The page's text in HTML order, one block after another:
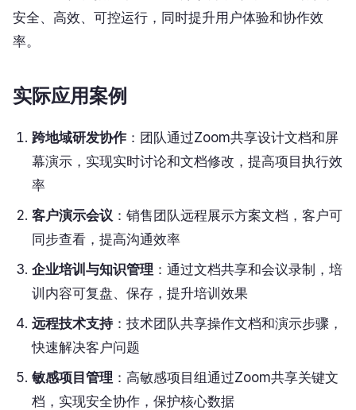
安全、高效、可控运行，同时提升用户体验和协作效
率。
实际应用案例
跨地域研发协作：团队通过Zoom共享设计文档和屏
幕演示，实现实时讨论和文档修改，提高项目执行效
率
客户演示会议 ：销售团队远程展示方案文档，客户可
同步查看，提高沟通效率
企业培训与知识管理 ：通过文档共享和会议录制，培
训内容可复盘、保存，提升培训效果
远程技术支持：技术团队共享操作文档和演示步骤，
快速解决客户问题
敏感项目管理 ：高敏感项目组通过Zoom共享关键文
档，实现安全协作，保护核心数据